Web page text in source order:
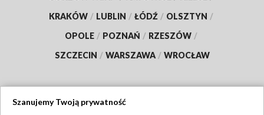
KRAKÓW / LUBLIN / ŁÓDŹ / OLSZTYN /
OPOLE / POZNAŃ / RZESZÓW /
SZCZECIN / WARSZAWA / WROCŁAW
Szanujemy Twoją prywatność